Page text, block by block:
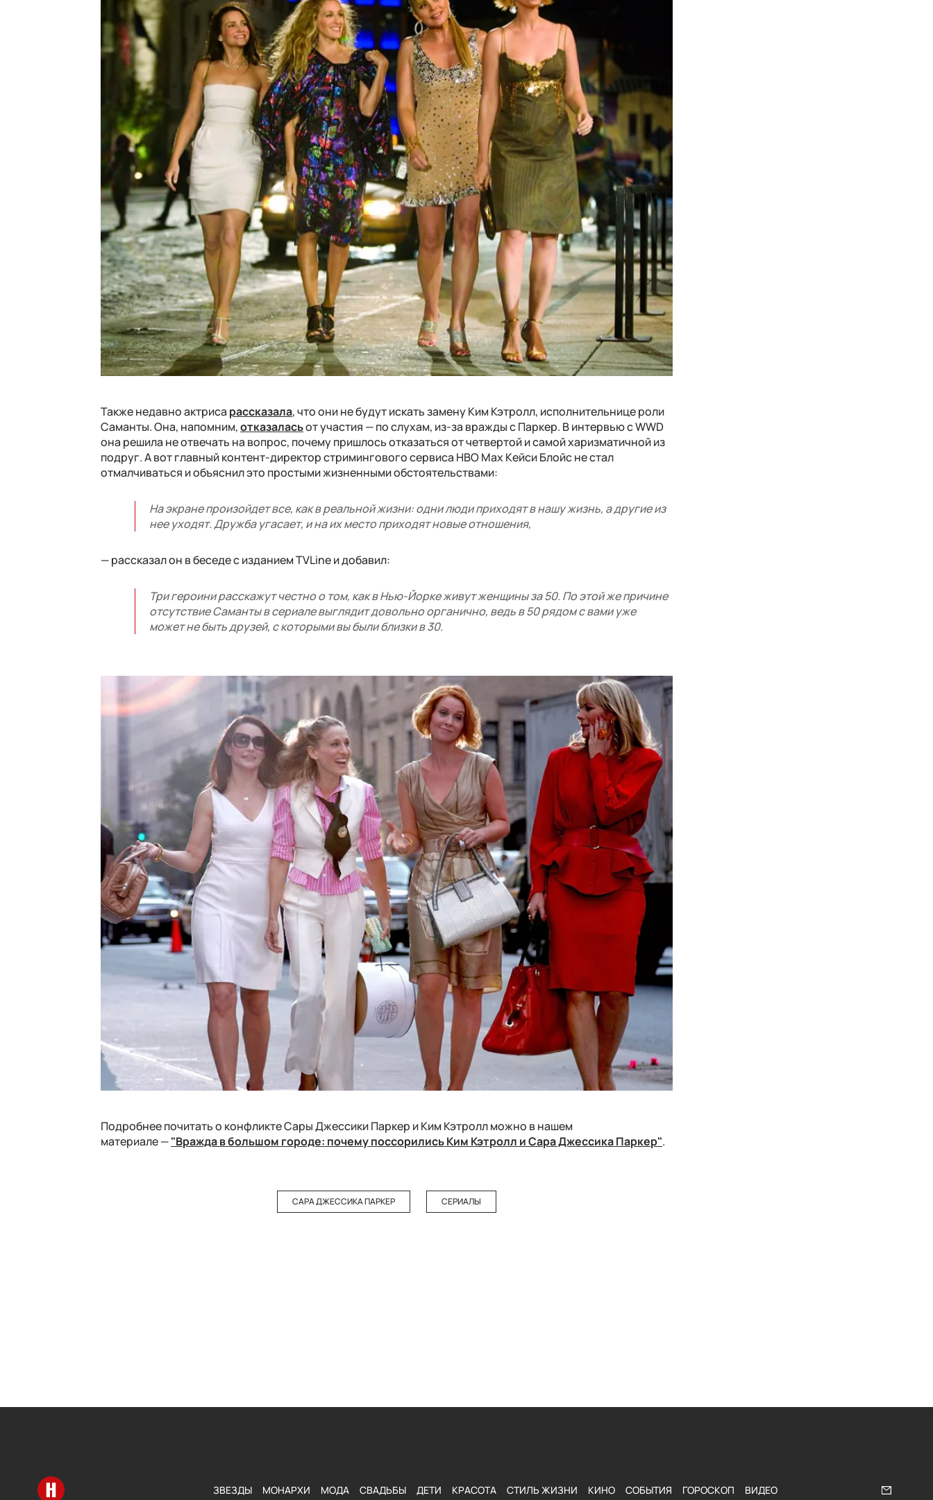
Также недавно актриса рассказала, что они не будут искать замену Ким Кэтролл, исполнительнице роли
Саманты. Она, напомним,отказаласьот участия — по слухам, из-за вражды с Паркер. В интервью с WWD
она решила не отвечать на вопрос, почему пришлось отказаться от четвертой и самой харизматичной из
подруг. А вот главный контент-директор стримингового сервиса HBO Max Кейси Блойс не стал
отмалчиваться и объяснил это простыми жизненными обстоятельствами:
На экране произойдет все, как в реальной жизни: одни люди приходят в нашу жизнь, а другие из
нее уходят. Дружба угасает, и на их место приходят новые отношения,
— рассказал он в беседе с изданием TVLine и добавил:
Три героини расскажут честно о том, как в Нью-Йорке живут женщины за 50. По этой же причине
отсутствие Саманты в сериале выглядит довольно органично, ведь в 50 рядом с вами уже
может не быть друзей, с которыми вы были близки в 30.
Подробнее почитать о конфликте Сары Джессики Паркер и Ким Кэтролл можно в нашем
материале —"Вражда в большом городе: почему поссорились Ким Кэтролл и Сара Джессика Паркер".
САРА ДЖЕССИКА ПАРКЕР СЕРИАЛЫ
Перейти на главную ЗВЕЗДЫ МОНАРХИ МОДА СВАДЬБЫ ДЕТИ КРАСОТА СТИЛЬ ЖИЗНИ КИНО СОБЫТИЯ ГОРОСКОП ВИДЕО